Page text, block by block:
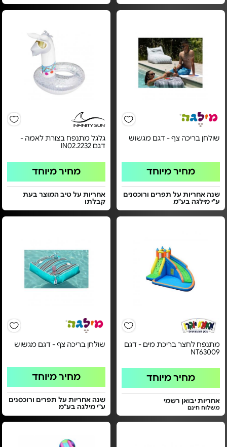
שולחן בריכה צף - דגם מגשוש
מחיר מיוחד
שנה אחריות על תפרים ורוכסנים
ע"י מילגה בע"מ
גלגל מתנפח בצורת לאמה -
דגם IN02.2232
מחיר מיוחד
אחריות על טיב המוצר בעת
קבלתו
מתנפח לחצר בריכת מים - דגם
NT63009
מחיר מיוחד
אחריות יבואן רשמי
משלוח חינם
שולחן בריכה צף - דגם מגשוש
מחיר מיוחד
שנה אחריות על תפרים ורוכסנים
ע"י מילגה בע"מ